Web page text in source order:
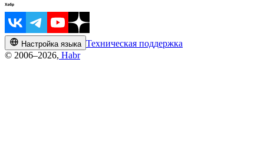
Настройка языка Техническая поддержка
© 2006–2026, Habr